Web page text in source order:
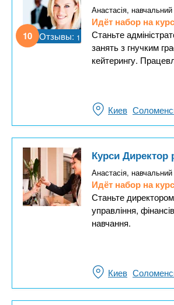
10 Отзывы: 1
Анастасія, навчальний
Идёт набор на
Станьте
занять з гнучким
кейтерингу.
Киев
Курси Директор
Анастасія, навчальний
Идёт набор на
Станьте
управління,
навчання.
Киев